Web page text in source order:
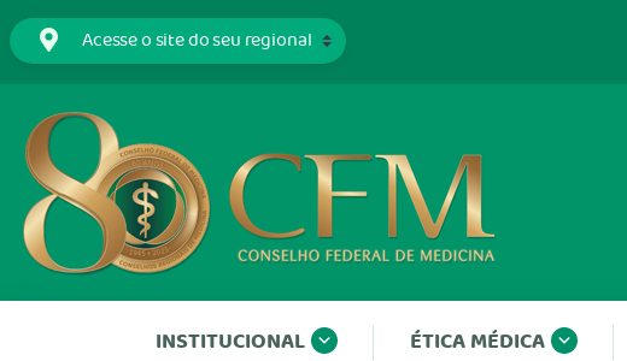
INSTITUCIONAL ÉTICA MÉDICA